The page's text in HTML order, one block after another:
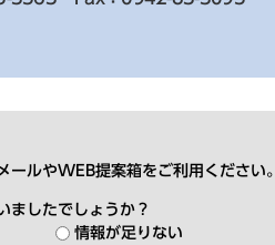
ールやWEB提案箱をご利用ください。
ましたでしょうか？
情報が足りない